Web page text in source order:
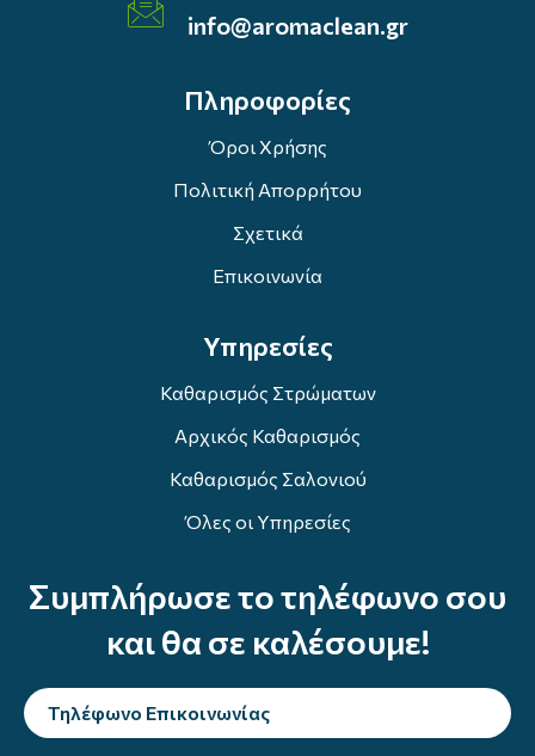
info@aromaclean.gr
Πληροφορίες
Όροι Χρήσης
Πολιτική Απορρήτου
Σχετικά
Επικοινωνία
Υπηρεσίες
Καθαρισμός Στρώματων
Αρχικός Καθαρισμός
Καθαρισμός Σαλονιού
Όλες οι Υπηρεσίες
Συμπλήρωσε το τηλέφωνο σου
και θα σε καλέσουμε!